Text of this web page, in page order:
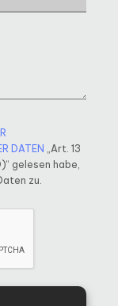
DATEN
„Art. 13
gelesen habe,
zu.